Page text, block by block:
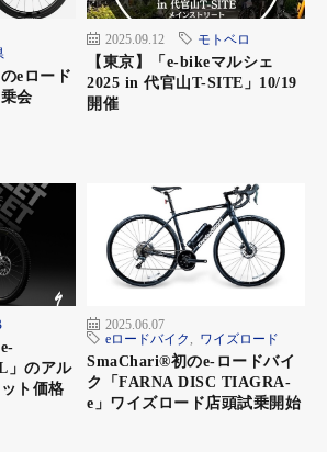
eロード
会
2025.09.12 モトベロ
【東京】「e-bikeマルシェ
2025 in 代官山T-SITE」10/19
開催
」のアル
ト価格
2025.06.07
eロードバイク
ワイズロード
SmaChari®︎初のe-ロードバイ
ク「FARNA DISC TIAGRA-
e」ワイズロード店頭試乗開始